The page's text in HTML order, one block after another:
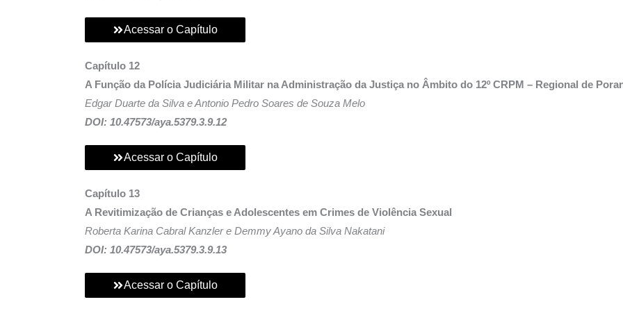
Acessar o Capítulo
Capítulo 12
A Função da Polícia Judiciária Militar na Administração da Justiça no Âmbito do 12º CRPM – Regional de
Edgar Duarte da Silva e Antonio Pedro Soares de Souza Melo
DOI: 10.47573/aya.5379.3.9.12
Acessar o Capítulo
Capítulo 13
A Revitimização de Crianças e Adolescentes em Crimes de Violência Sexual
Roberta Karina Cabral Kanzler e Demmy Ayano da Silva Nakatani
DOI: 10.47573/aya.5379.3.9.13
Acessar o Capítulo